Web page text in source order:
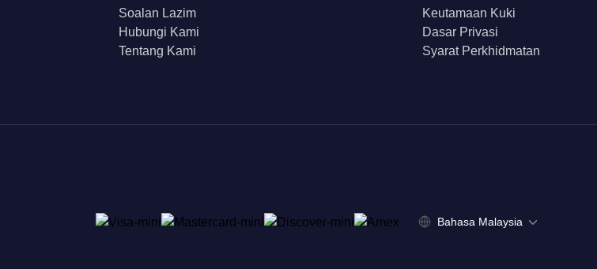
Soalan Lazim
Hubungi Kami
Tentang Kami
Keutamaan Kuki
Dasar Privasi
Syarat Perkhidmatan
Bahasa Malaysia